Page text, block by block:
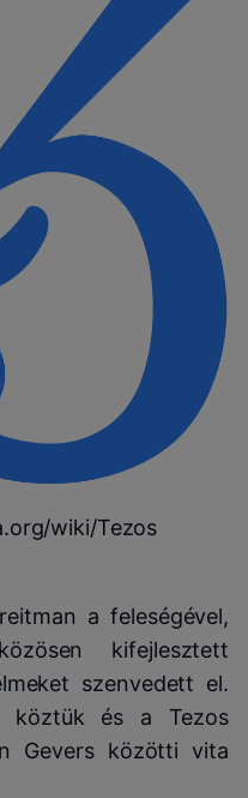
wiki/Tezos
a feleségével,
kifejlesztett
szenvedett el.
köztük és a Tezos
Gevers közötti vita